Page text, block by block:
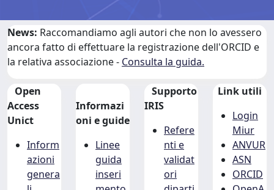
News: Raccomandiamo agli autori che non lo avessero
ancora fatto di effettuare la registrazione dell'ORCID e
la relativa associazione - Consulta la guida.
Open
Access
Unict
Inform
azioni
genera
Informazi
oni e guide
Linee
guida
inseri
Supporto
IRIS
Refere
nti e
validat
ori
Link utili
Login
Miur
ANVUR
ASN
ORCID